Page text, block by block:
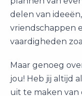
delen van
vriendschappen
vaardigheden
Maar genoeg
jou! Heb jij altijd
uit te maken van